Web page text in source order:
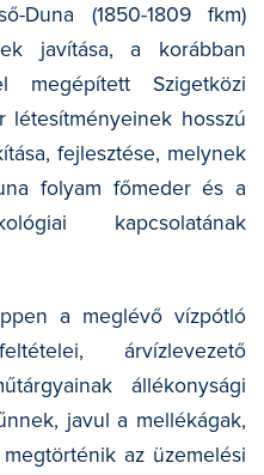
Duna (1850-1809 fkm)
javítása, a korábban
megépített Szigetközi
létesítményeinek hosszú
fejlesztése, melynek
folyam főmeder és a
kapcsolatának
a meglévő vízpótló
árvízlevezető
állékonysági
javul a mellékágak,
az üzemelési